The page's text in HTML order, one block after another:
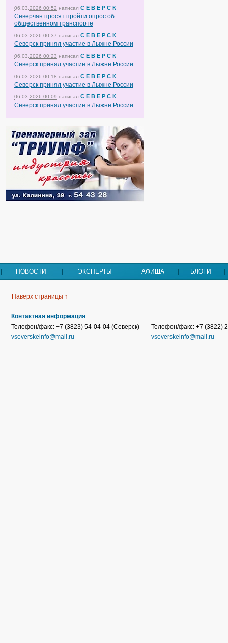
06.03.2026 00:52 написал С Е В Е Р С К
Северчан просят пройти опрос об
общественном транспорте
06.03.2026 00:37 написал С Е В Е Р С К
Северск принял участие в Лыжне России
06.03.2026 00:23 написал С Е В Е Р С К
Северск принял участие в Лыжне России
06.03.2026 00:18 написал С Е В Е Р С К
Северск принял участие в Лыжне России
06.03.2026 00:09 написал С Е В Е Р С К
Северск принял участие в Лыжне России
НОВОСТИ ЭКСПЕРТЫ АФИША БЛОГИ
Наверх страницы ↑
Контактная информация
Телефон/факс: +7 (3823) 54-04-04 (Северск)
vseverskeinfo@mail.ru
Телефон/факс: +7 (3822)
vseverskeinfo@mail.ru